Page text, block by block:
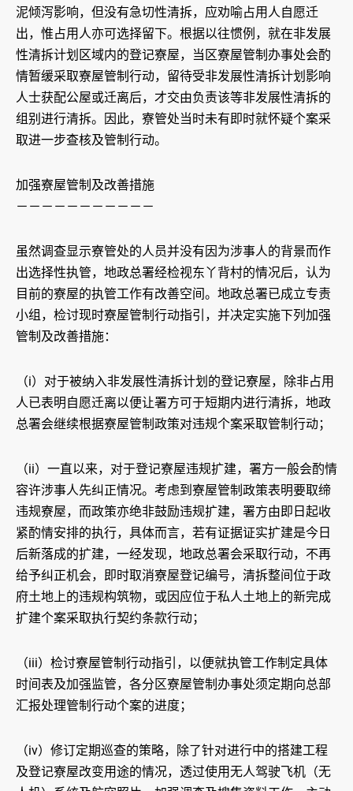
泥倾泻影响，但没有急切性清拆，应劝喻占用人自愿迁
出，惟占用人亦可选择留下。根据以往惯例，就在非发展
性清拆计划区域内的登记寮屋，当区寮屋管制办事处会酌
情暂缓采取寮屋管制行动，留待受非发展性清拆计划影响
人士获配公屋或迁离后，才交由负责该等非发展性清拆的
组别进行清拆。因此，寮管处当时未有即时就怀疑个案采
取进一步查核及管制行动。
加强寮屋管制及改善措施
－－－－－－－－－－－
虽然调查显示寮管处的人员并没有因为涉事人的背景而作
出选择性执管，地政总署经检视东丫背村的情况后，认为
目前的寮屋的执管工作有改善空间。地政总署已成立专责
小组，检讨现时寮屋管制行动指引，并决定实施下列加强
管制及改善措施：
（i）对于被纳入非发展性清拆计划的登记寮屋，除非占用
人已表明自愿迁离以便让署方可于短期内进行清拆，地政
总署会继续根据寮屋管制政策对违规个案采取管制行动；
（ii）一直以来，对于登记寮屋违规扩建，署方一般会酌情
容许涉事人先纠正情况。考虑到寮屋管制政策表明要取缔
违规寮屋，而政策亦绝非鼓励违规扩建，署方由即日起收
紧酌情安排的执行，具体而言，若有证据证实扩建是今日
后新落成的扩建，一经发现，地政总署会采取行动，不再
给予纠正机会，即时取消寮屋登记编号，清拆整间位于政
府土地上的违规构筑物，或因应位于私人土地上的新完成
扩建个案采取执行契约条款行动；
（iii）检讨寮屋管制行动指引，以便就执管工作制定具体
时间表及加强监管，各分区寮屋管制办事处须定期向总部
汇报处理管制行动个案的进度；
（iv）修订定期巡查的策略，除了针对进行中的搭建工程
及登记寮屋改变用途的情况，透过使用无人驾驶飞机（无